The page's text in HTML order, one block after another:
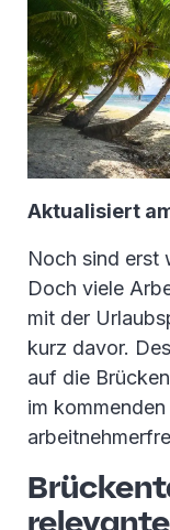
Aktualisiert
Noch sind erst
Doch viele
mit der
kurz davor.
auf die
im